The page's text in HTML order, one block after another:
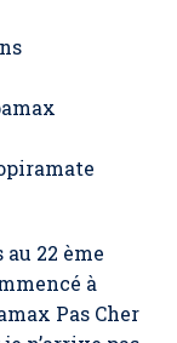
22 ème
à
Pas Cher